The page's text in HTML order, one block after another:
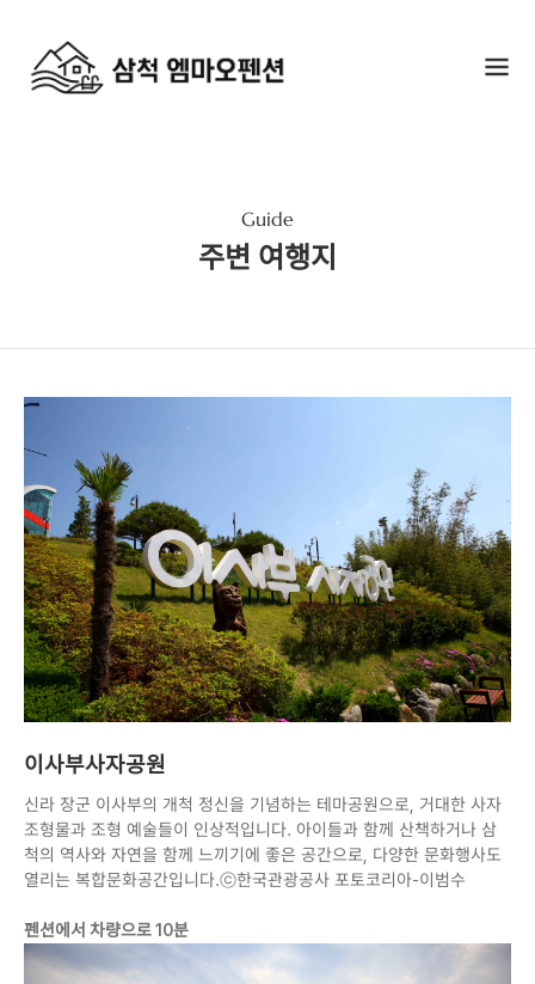
Guide
주변 여행지
이사부사자공원
신라 장군 이사부의 개척 정신을 기념하는 테마공원으로, 거대한 사자
조형물과 조형 예술들이 인상적입니다. 아이들과 함께 산책하거나 삼
척의 역사와 자연을 함께 느끼기에 좋은 공간으로, 다양한 문화행사도
열리는 복합문화공간입니다.ⓒ한국관광공사 포토코리아-이범수
펜션에서 차량으로 10분